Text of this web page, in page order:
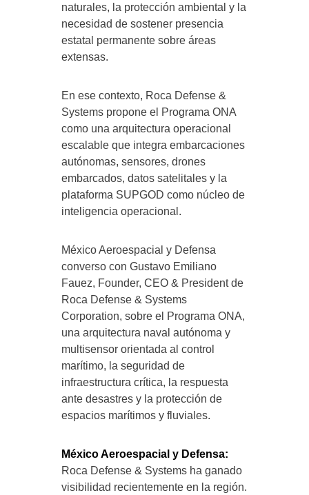
naturales, la protección ambiental y la
necesidad de sostener presencia
estatal permanente sobre áreas
extensas.
En ese contexto, Roca Defense &
Systems propone el Programa ONA
como una arquitectura operacional
escalable que integra embarcaciones
autónomas, sensores, drones
embarcados, datos satelitales y la
plataforma SUPGOD como núcleo de
inteligencia operacional.
México Aeroespacial y Defensa
converso con Gustavo Emiliano
Fauez, Founder, CEO & President de
Roca Defense & Systems
Corporation, sobre el Programa ONA,
una arquitectura naval autónoma y
multisensor orientada al control
marítimo, la seguridad de
infraestructura crítica, la respuesta
ante desastres y la protección de
espacios marítimos y fluviales.
México Aeroespacial y Defensa:
Roca Defense & Systems ha ganado
visibilidad recientemente en la región.